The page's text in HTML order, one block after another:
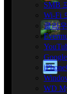
SMB
Wi-Fi
클라
WD